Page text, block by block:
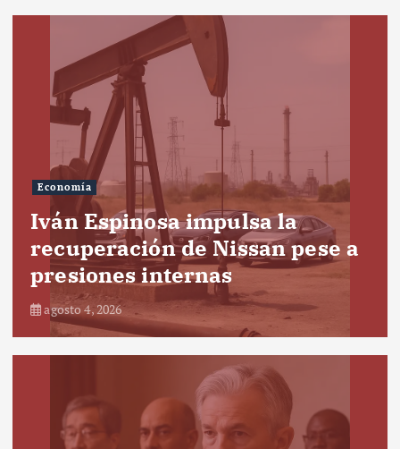
Economía
Iván Espinosa impulsa la
recuperación de Nissan pese a
presiones internas
agosto 4, 2026